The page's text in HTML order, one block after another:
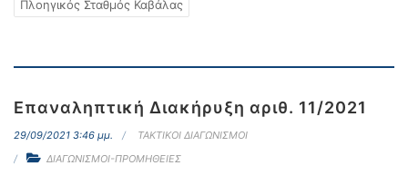
Πλοηγικός Σταθμός Καβάλας
Επαναληπτική Διακήρυξη αριθ. 11/2021
29/09/2021 3:46 μμ.
ΤΑΚΤΙΚΟΙ ΔΙΑΓΩΝΙΣΜΟΙ
ΔΙΑΓΩΝΙΣΜΟΙ-ΠΡΟΜΗΘΕΙΕΣ